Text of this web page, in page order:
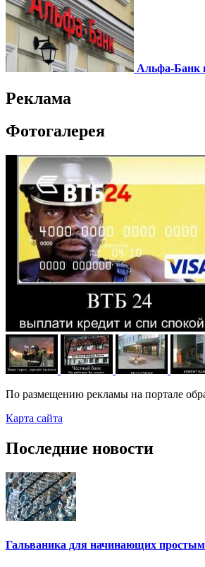
Альфа-Банк
Реклама
Фотогалерея
По размещению рекламы на портале
Карта сайта
Последние новости
Гальваника для начинающих